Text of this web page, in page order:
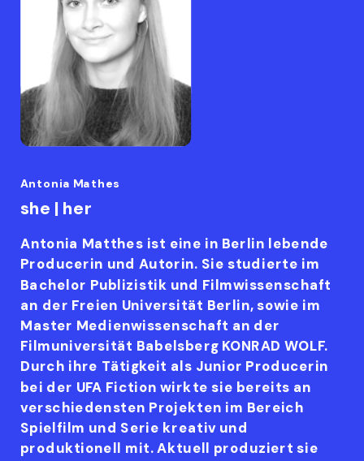
Antonia Mathes
she | her
Antonia Matthes ist eine in Berlin lebende
Producerin und Autorin. Sie studierte im
Bachelor Publizistik und Filmwissenschaft
an der Freien Universität Berlin, sowie im
Master Medienwissenschaft an der
Filmuniversität Babelsberg KONRAD WOLF.
Durch ihre Tätigkeit als Junior Producerin
bei der UFA Fiction wirkte sie bereits an
verschiedensten Projekten im Bereich
Spielfilm und Serie kreativ und
produktionell mit. Aktuell produziert sie